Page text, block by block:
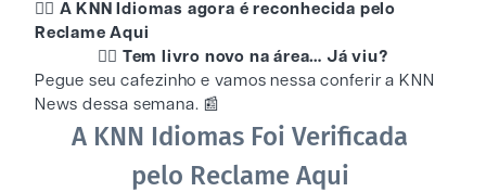
👉🏻 A KNN Idiomas agora é reconhecida pelo
Reclame Aqui
👉🏻 Tem livro novo na área… Já viu?
Pegue seu cafezinho e vamos nessa conferir a KNN
News dessa semana. 📰
A KNN Idiomas Foi Verificada
pelo Reclame Aqui